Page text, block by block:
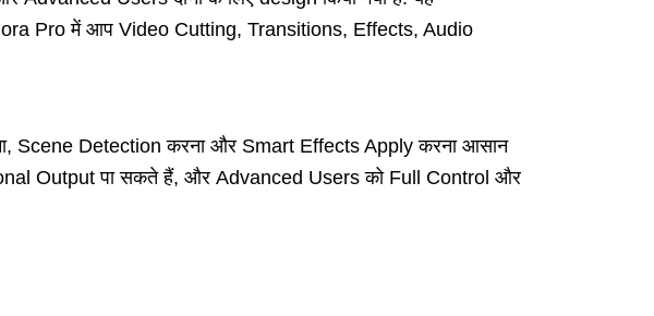
Pro में आप Video Cutting, Transitions, Effects, Audio
Scene Detection करना और Smart Effects Apply करना आसान
Output पा सकते हैं, और Advanced Users को Full Control और